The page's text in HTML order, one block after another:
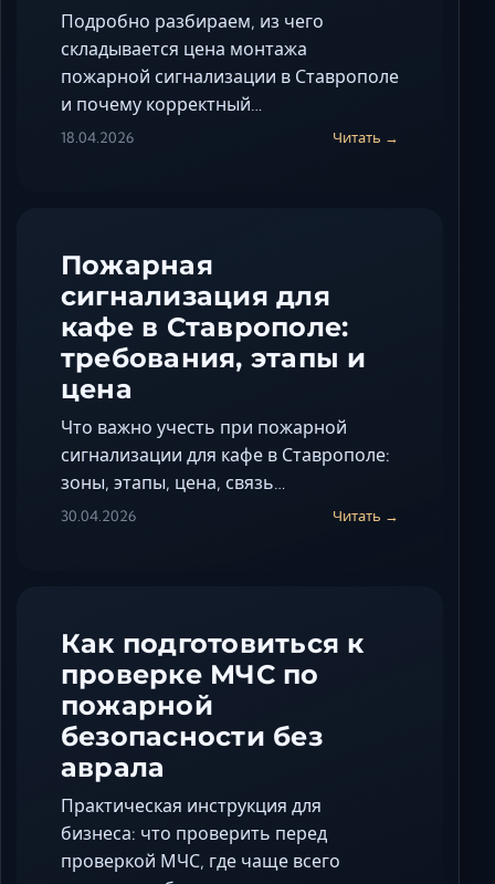
Подробно разбираем, из чего
складывается цена монтажа
пожарной сигнализации в Ставрополе
и почему корректный…
18.04.2026 Читать →
Пожарная
сигнализация для
кафе в Ставрополе:
требования, этапы и
цена
Что важно учесть при пожарной
сигнализации для кафе в Ставрополе:
зоны, этапы, цена, связь…
30.04.2026 Читать →
Как подготовиться к
проверке МЧС по
пожарной
безопасности без
аврала
Практическая инструкция для
бизнеса: что проверить перед
проверкой МЧС, где чаще всего